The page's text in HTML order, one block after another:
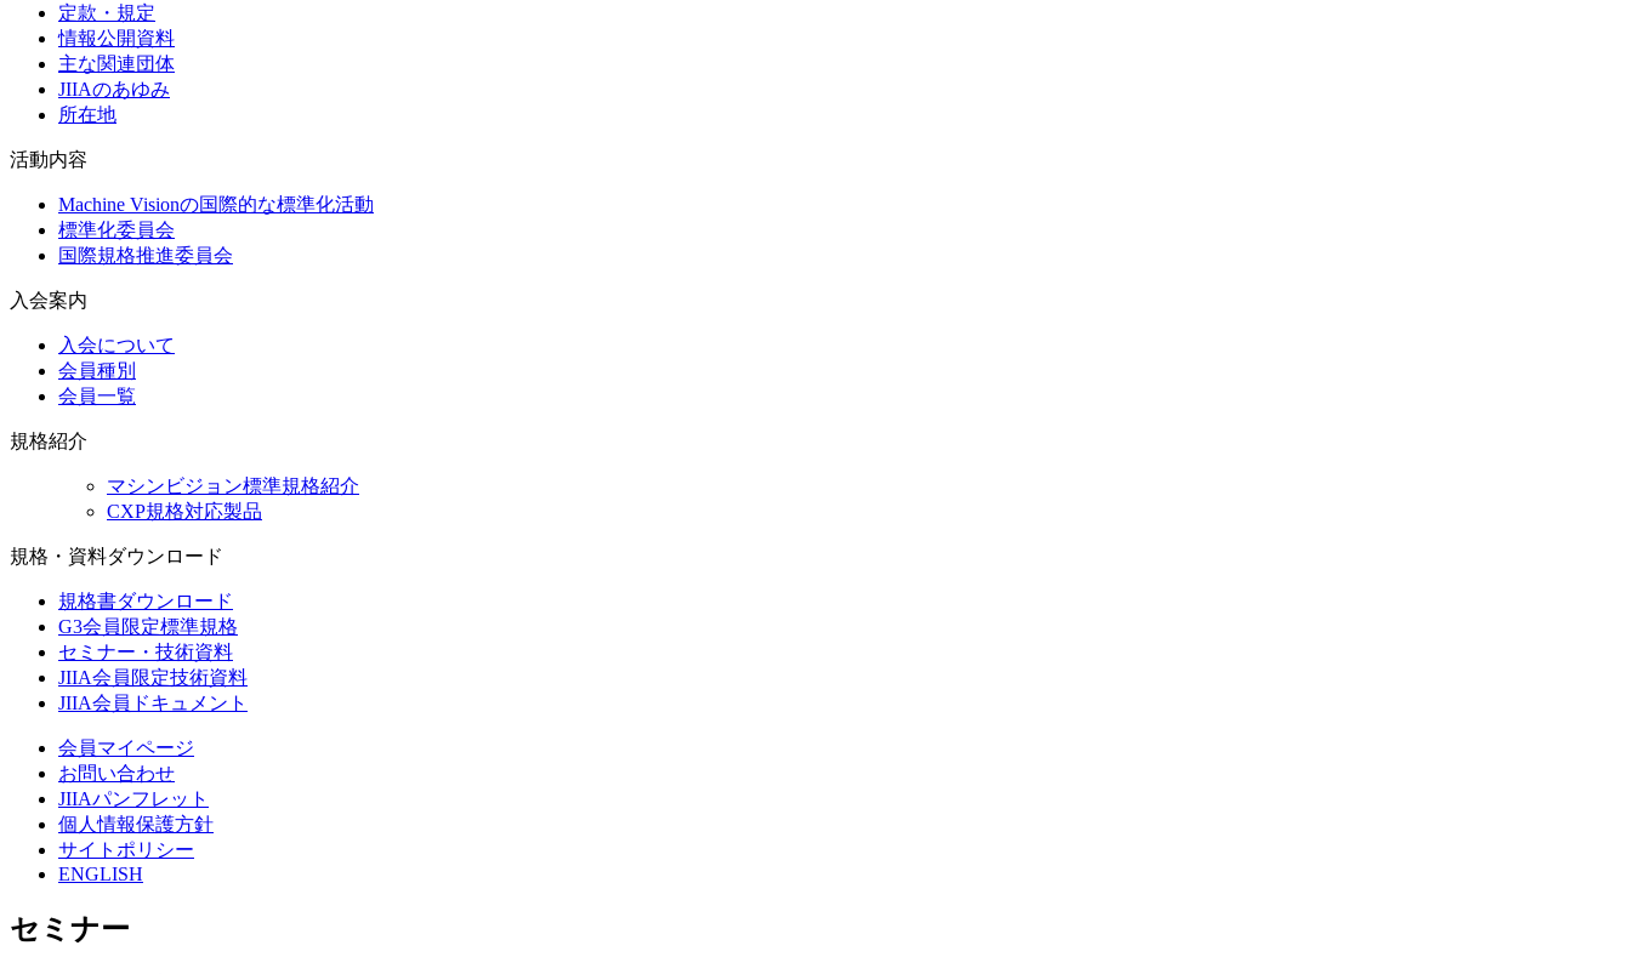
定款・規定
情報公開資料
主な関連団体
JIIAのあゆみ
所在地
活動内容
Machine Visionの国際的な標準化活動
標準化委員会
国際規格推進委員会
入会案内
入会について
会員種別
会員一覧
規格紹介
マシンビジョン標準規格紹介
CXP規格対応製品
規格・資料ダウンロード
規格書ダウンロード
G3会員限定標準規格
セミナー・技術資料
JIIA会員限定技術資料
JIIA会員ドキュメント
会員マイページ
お問い合わせ
JIIAパンフレット
個人情報保護方針
サイトポリシー
ENGLISH
セミナー